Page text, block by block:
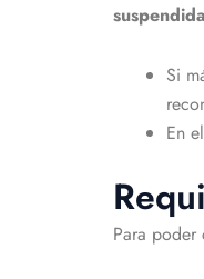
suspendida
Si
En
Para poder